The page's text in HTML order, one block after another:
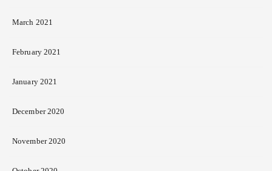
March 2021
February 2021
January 2021
December 2020
November 2020